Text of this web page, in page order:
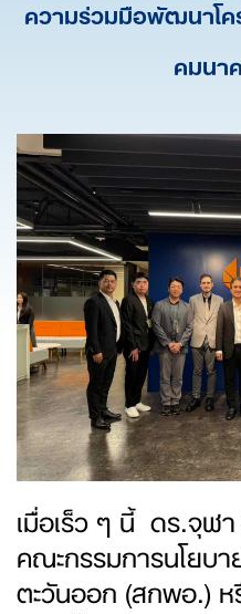
ความร่วมมือพัฒนาโค
คมนา
เมื่อเร็ว ๆ นี้ ดร.จุฬ
คณะกรรมการนโยบ
ตะวันออก (สกพอ.)